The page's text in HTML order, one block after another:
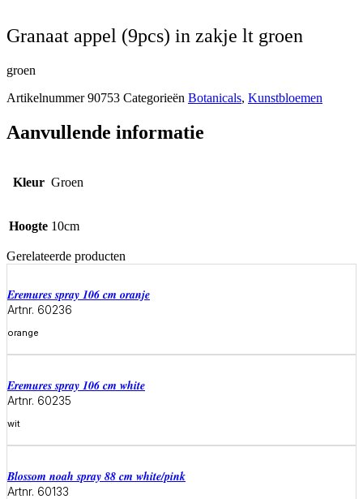
granaat appel (9pcs) in zakje lt groen
groen
Artikelnummer90753 Categorieën Botanicals, Kunstbloemen
Aanvullende informatie
Kleur Groen
Hoogte 10cm
Gerelateerde producten
eremures spray 106 cm oranje
Artnr. 60236
orange
Meer informatie
eremures spray 106 cm white
Artnr. 60235
wit
blossom noah spray 88 cm white/pink
Artnr. 60133